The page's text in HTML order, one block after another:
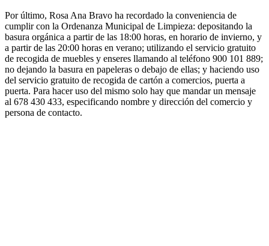
Por último, Rosa Ana Bravo ha recordado la conveniencia de
cumplir con la Ordenanza Municipal de Limpieza: depositando la
basura orgánica a partir de las 18:00 horas, en horario de invierno, y
a partir de las 20:00 horas en verano; utilizando el servicio gratuito
de recogida de muebles y enseres llamando al teléfono 900 101 889;
no dejando la basura en papeleras o debajo de ellas; y haciendo uso
del servicio gratuito de recogida de cartón a comercios, puerta a
puerta. Para hacer uso del mismo solo hay que mandar un mensaje
al 678 430 433, especificando nombre y dirección del comercio y
persona de contacto.